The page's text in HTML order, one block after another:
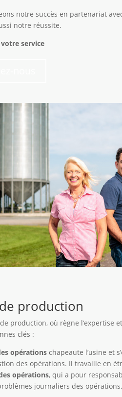
notre succès en partenariat
notre réussite.
service
production
production, où règne l’expertise
clés :
opérations chapeaute l’usine et
des opérations. Il travaille en
opérations, qui a pour
journaliers des opérations.